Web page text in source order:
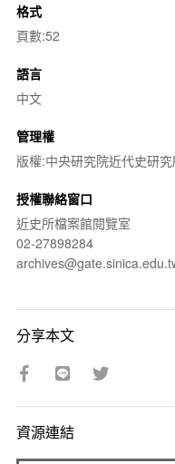
格式
頁數:52
語言
中文
管理權
版權:中央研究院近代史研
授權聯絡窗口
近史所檔案館閱覽室
02-27898284
分享本文
資源連結